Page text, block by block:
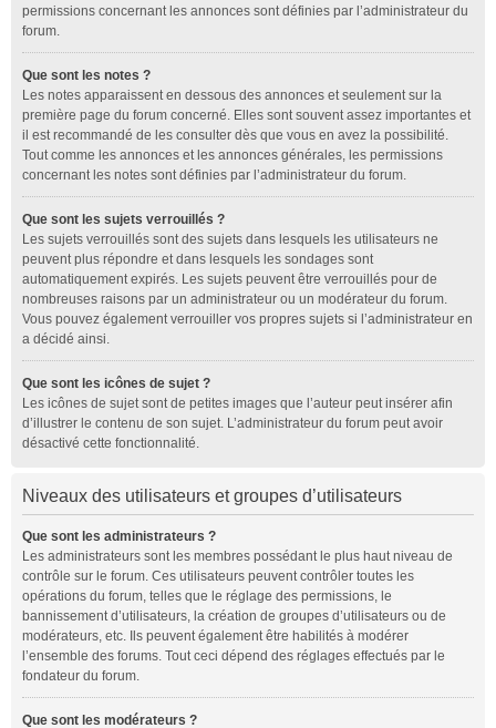
permissions concernant les annonces sont définies par l’administrateur du
forum.
Que sont les notes ?
Les notes apparaissent en dessous des annonces et seulement sur la
première page du forum concerné. Elles sont souvent assez importantes et
il est recommandé de les consulter dès que vous en avez la possibilité.
Tout comme les annonces et les annonces générales, les permissions
concernant les notes sont définies par l’administrateur du forum.
Que sont les sujets verrouillés ?
Les sujets verrouillés sont des sujets dans lesquels les utilisateurs ne
peuvent plus répondre et dans lesquels les sondages sont
automatiquement expirés. Les sujets peuvent être verrouillés pour de
nombreuses raisons par un administrateur ou un modérateur du forum.
Vous pouvez également verrouiller vos propres sujets si l’administrateur en
a décidé ainsi.
Que sont les icônes de sujet ?
Les icônes de sujet sont de petites images que l’auteur peut insérer afin
d’illustrer le contenu de son sujet. L’administrateur du forum peut avoir
désactivé cette fonctionnalité.
Niveaux des utilisateurs et groupes d’utilisateurs
Que sont les administrateurs ?
Les administrateurs sont les membres possédant le plus haut niveau de
contrôle sur le forum. Ces utilisateurs peuvent contrôler toutes les
opérations du forum, telles que le réglage des permissions, le
bannissement d’utilisateurs, la création de groupes d’utilisateurs ou de
modérateurs, etc. Ils peuvent également être habilités à modérer
l’ensemble des forums. Tout ceci dépend des réglages effectués par le
fondateur du forum.
Que sont les modérateurs ?